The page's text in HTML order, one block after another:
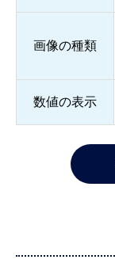
画像の種類
数値の表示